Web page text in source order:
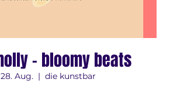
- bloomy beats
Aug.
  |
die kunstbar